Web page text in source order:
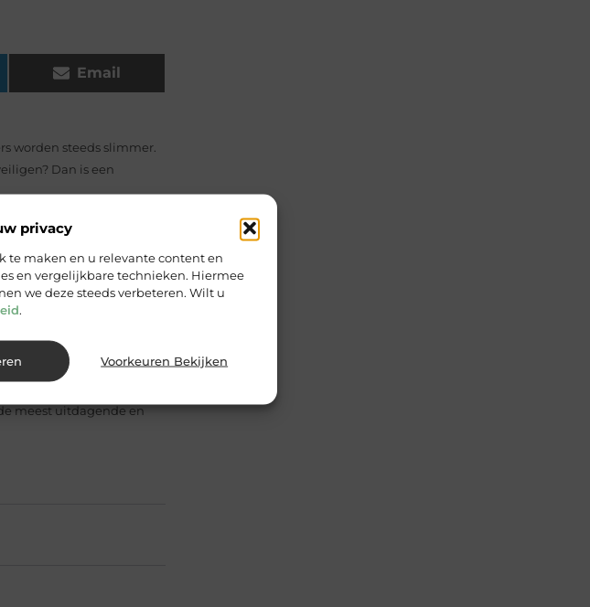
privacy
te maken en u relevante content en
en vergelijkbare technieken. Hiermee
we deze steeds verbeteren. Wilt u
.
Voorkeuren Bekijken
Email
worden steeds slimmer.
Dan is een
zonder je budget
vloer voor je huis of
een veelzijdig
je meer over de...
je creativiteit en
meest uitdagende en